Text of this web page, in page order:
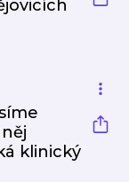
klinický